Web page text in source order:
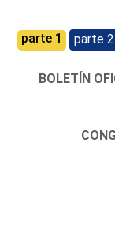
parte 1 parte 2
BOLETÍN